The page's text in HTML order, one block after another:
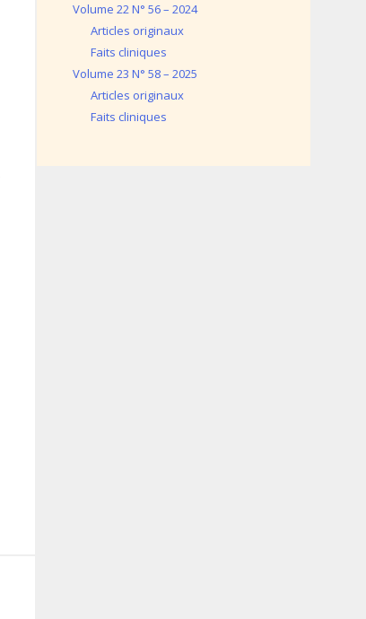
Volume 22 N° 56 – 2024
Articles originaux
Faits cliniques
Volume 23 N° 58 – 2025
Articles originaux
Faits cliniques